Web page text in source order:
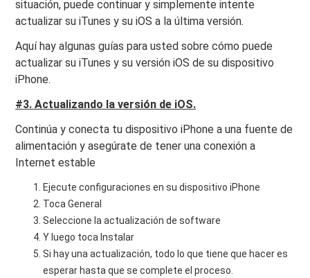
situación, puede continuar y simplemente intente
actualizar su iTunes y su iOS a la última versión.
Aquí hay algunas guías para usted sobre cómo puede
actualizar su iTunes y su versión iOS de su dispositivo
iPhone.
#3. Actualizando la versión de iOS.
Continúa y conecta tu dispositivo iPhone a una fuente de
alimentación y asegúrate de tener una conexión a
Internet estable
Ejecute configuraciones en su dispositivo iPhone
Toca General
Seleccione la actualización de software
Y luego toca Instalar
Si hay una actualización, todo lo que tiene que hacer es
esperar hasta que se complete el proceso.